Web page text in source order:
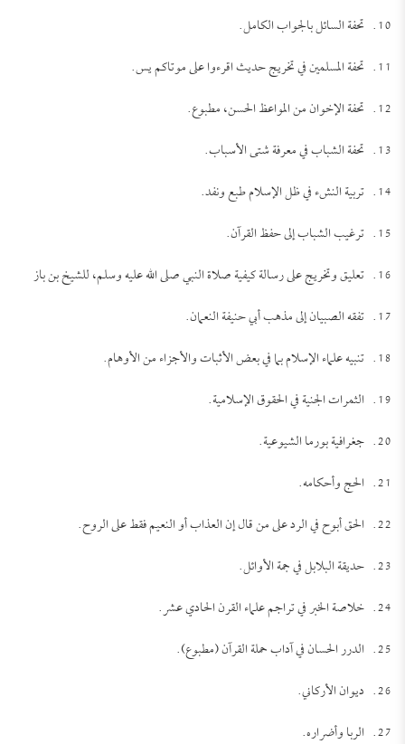
10. تحفة السائل بالجواب الكامل.
11. تحفة المسلمين في تخريج حديث اقرءوا على موتاكم يس.
12. تحفة الإخوان من المواعظ الحسن، مطبوع.
13. تحفة الشباب في معرفة شتى الأسباب.
14. تربية النشء في ظل الإسلام طبع ونفد.
15. ترغيب الشباب إلى حفظ القرآن.
16. تعليق وتخريج على رسالة كيفية صلاة النبي صلى الله عليه وسلم، للشيخ بن باز
17. تفقه الصبيان إلى مذهب أبي حنيفة النعمان.
18. تنبيه علماء الإسلام بما في بعض الأثبات والأجزاء من الأوهام.
19. الثمرات الجنية في الحقوق الإسلامية.
20. جغرافية بورما الشيوعية.
21. الحج وأحكامه.
22. الحق أبوح في الرد على من قال إن العذاب أو النعيم فقط على الروح.
23. حديقة البلابل في جمة الأوائل.
24. خلاصة الخبر في تراجم علماء القرن الحادي عشر.
25. الدرر الحسان في آداب حملة القرآن (مطبوع).
26. ديوان الأركاني.
27. الربا وأضراره.